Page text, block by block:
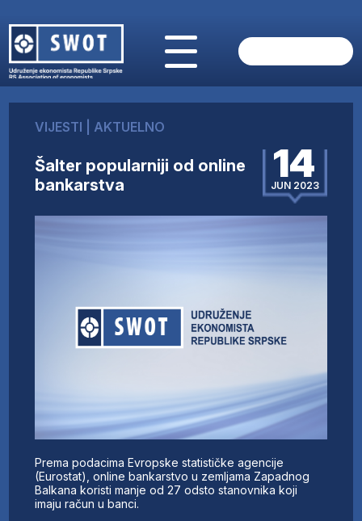
O NAMA
AKTUELNO
ANALIZE
FINANSIJE
UČLANI SE
VIJESTI AKTUELNO
Šalter popularniji od online
bankarstva
14
JUN 2023
Prema podacima Evropske statističke agencije
(Eurostat), online bankarstvo u zemljama Zapadnog
Balkana koristi manje od 27 odsto stanovnika koji
imaju račun u banci.